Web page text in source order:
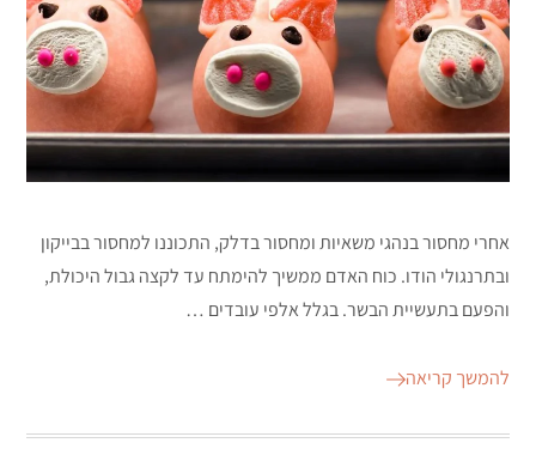
אחרי מחסור בנהגי משאיות ומחסור בדלק, התכוננו למחסור בבייקון
ובתרנגולי הודו. כוח האדם ממשיך להימתח עד לקצה גבול היכולת,
והפעם בתעשיית הבשר. בגלל אלפי עובדים …
להמשך קריאה